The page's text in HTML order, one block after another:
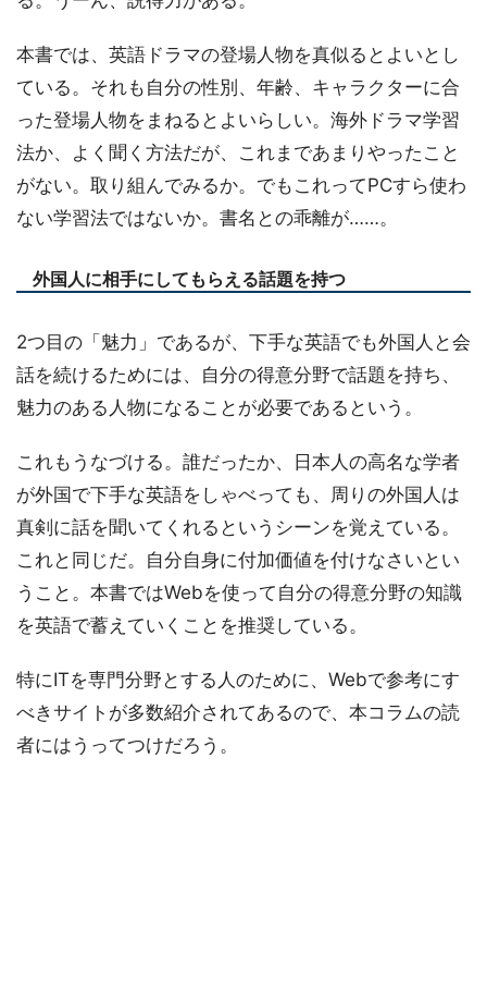
本書では、英語ドラマの登場人物を真似るとよいとし
ている。それも自分の性別、年齢、キャラクターに合
った登場人物をまねるとよいらしい。海外ドラマ学習
法か、よく聞く方法だが、これまであまりやったこと
がない。取り組んでみるか。でもこれってPCすら使わ
ない学習法ではないか。書名との乖離が……。
外国人に相手にしてもらえる話題を持つ
2つ目の「魅力」であるが、下手な英語でも外国人と会
話を続けるためには、自分の得意分野で話題を持ち、
魅力のある人物になることが必要であるという。
これもうなづける。誰だったか、日本人の高名な学者
が外国で下手な英語をしゃべっても、周りの外国人は
真剣に話を聞いてくれるというシーンを覚えている。
これと同じだ。自分自身に付加価値を付けなさいとい
うこと。本書ではWebを使って自分の得意分野の知識
を英語で蓄えていくことを推奨している。
特にITを専門分野とする人のために、Webで参考にす
べきサイトが多数紹介されてあるので、本コラムの読
者にはうってつけだろう。